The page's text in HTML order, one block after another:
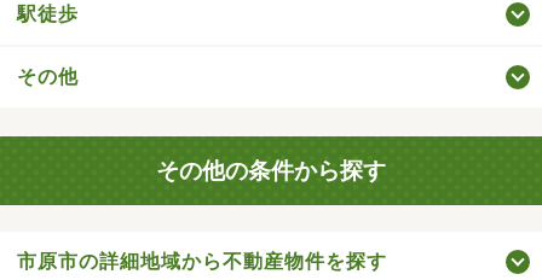
駅徒歩
その他
その他の条件から探す
市原市の詳細地域から不動産物件を探す